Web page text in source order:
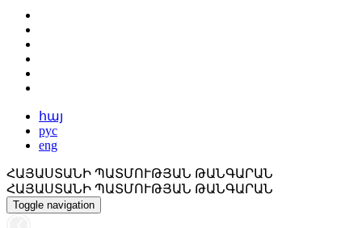
հայ
рус
eng
ՀԱՅԱՍՏԱՆԻ ՊԱՏՄՈՒԹՅԱՆ ԹԱՆԳԱՐԱՆ
ՀԱՅԱՍՏԱՆԻ ՊԱՏՄՈՒԹՅԱՆ ԹԱՆԳԱՐԱՆ
Toggle navigation